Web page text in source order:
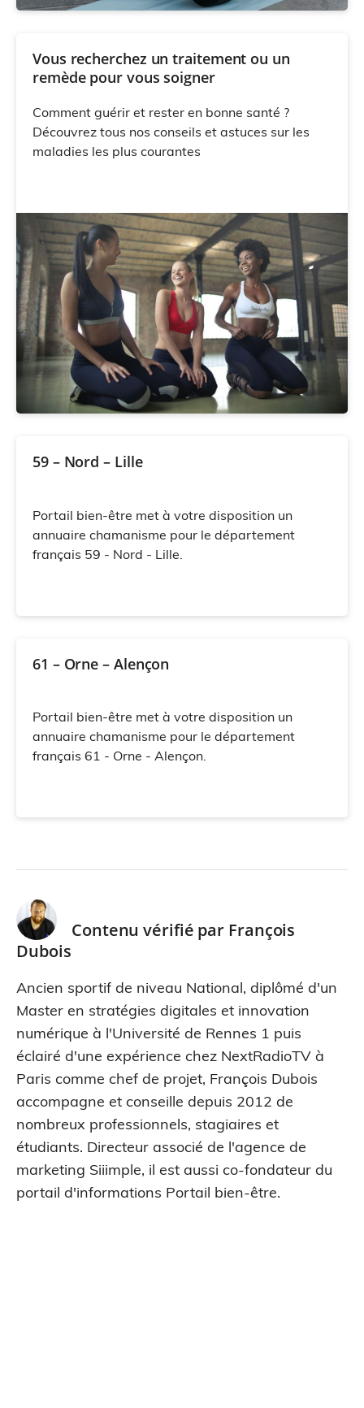
Vous recherchez un traitement ou un
remède pour vous soigner
Comment guérir et rester en bonne santé ?
Découvrez tous nos conseils et astuces sur les
maladies les plus courantes
59 – Nord – Lille
Portail bien-être met à votre disposition un
annuaire chamanisme pour le département
français 59 - Nord - Lille.
61 – Orne – Alençon
Portail bien-être met à votre disposition un
annuaire chamanisme pour le département
français 61 - Orne - Alençon.
Contenu vérifié par François
Dubois
Ancien sportif de niveau National, diplômé d'un
Master en stratégies digitales et innovation
numérique à l'Université de Rennes 1 puis
éclairé d'une expérience chez NextRadioTV à
Paris comme chef de projet, François Dubois
accompagne et conseille depuis 2012 de
nombreux professionnels, stagiaires et
étudiants. Directeur associé de l'agence de
marketing Siiimple, il est aussi co-fondateur du
portail d'informations Portail bien-être.